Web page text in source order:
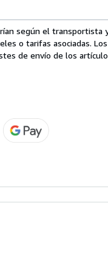
según el transportista
o tarifas asociadas.
de envío de los